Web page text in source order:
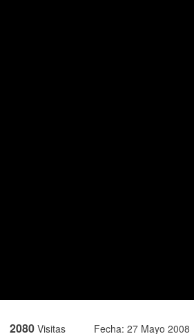
2080 Visitas Fecha: 27 Mayo 2008